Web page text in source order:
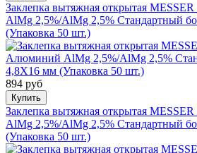
Заклепка вытяжная открытая
AlMg 2,5%/AlMg 2,5% Стандартный
(Упаковка 50 шт.)
894 руб
Купить
Заклепка вытяжная открытая
AlMg 2,5%/AlMg 2,5% Стандартный
(Упаковка 50 шт.)